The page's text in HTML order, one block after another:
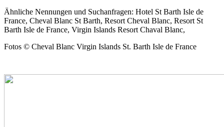
Ähnliche Nennungen und Suchanfragen: Hotel St Barth Isle de
France, Cheval Blanc St Barth, Resort Cheval Blanc, Resort St
Barth Isle de France, Virgin Islands Resort Chaval Blanc,
Fotos © Cheval Blanc Virgin Islands St. Barth Isle de France